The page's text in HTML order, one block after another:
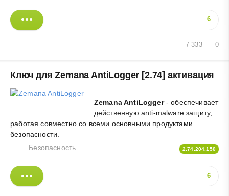
6
0
7 333
Ключ для Zemana AntiLogger [2.74] активация
Zemana AntiLogger- обеспечивает
действенную anti-malware защиту,
работая совместно со всеми основными продуктами
безопасности.
Безопасность
2.74.204.150
6